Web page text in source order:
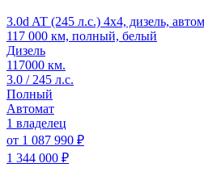
3.0d AT (245 л.с.) 4x4, дизель,
117 000 км, полный, белый
Дизель
117000 км.
3.0 / 245 л.с.
Полный
Автомат
1 владелец
от 1 087 990 ₽
1 344 000 ₽